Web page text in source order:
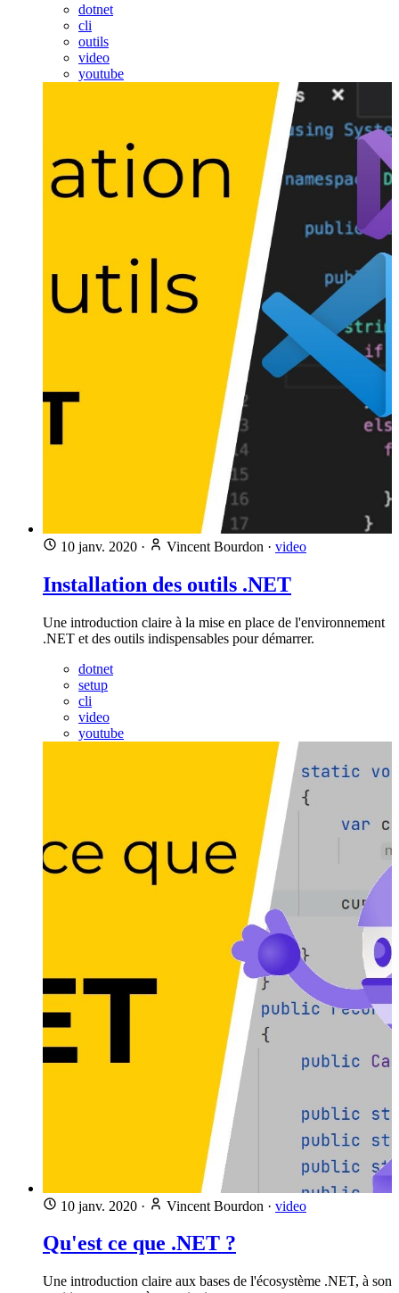
dotnet
cli
outils
video
youtube
10 janv. 2020 · Vincent Bourdon · video
Installation des outils .NET
Une introduction claire à la mise en place de l'environnement
.NET et des outils indispensables pour démarrer.
dotnet
setup
cli
video
youtube
10 janv. 2020 · Vincent Bourdon · video
Qu'est ce que .NET ?
Une introduction claire aux bases de l'écosystème .NET, à son